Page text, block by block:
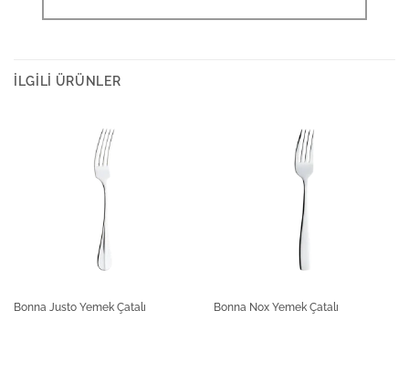
İLGILI ÜRÜNLER
Bonna Justo Yemek Çatalı Bonna Nox Yemek Çatalı